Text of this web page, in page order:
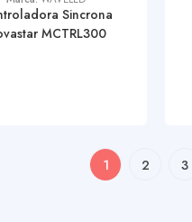
Sincrona
MCTRL300
1 2 3